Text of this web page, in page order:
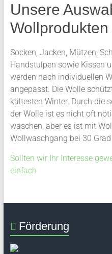
Unsere
Socken, Jacken, Mützen,
Handstulpen sowie Kissen
werden nach individuellen
angepasst. Die Wolle
kältesten Winter. Durch die
der Wolle ist es nicht oft
waschen, aber es ist mit
Wollwaschgang bei 30
Sollten wir Ihr Interesse
einfach
Förderung